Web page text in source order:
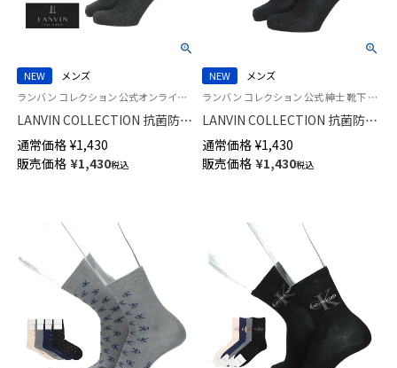
NEW
メンズ
ランバン コレクション 公式オンラインショップ 紳士 靴下 男性
LANVIN COLLECTION 抗菌防臭
ビジネス ソックス アールデコ
リンクス クルー丈 メンズ
02402039
通常価格 ¥1,430
販売価格 ¥1,430税込
NEW
メンズ
ランバン コレクション 公式 紳士 靴下 男性
LANVIN COLLECTION 抗菌防臭
消臭加工 ビジネス ソックス リ
ンクスストライプ ミドル丈 メ
ンズ 02402038
通常価格 ¥1,430
販売価格 ¥1,430税込